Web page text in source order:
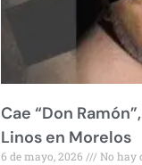
Cae “Don
Linos en Morelos
6 de mayo, 2026 No hay